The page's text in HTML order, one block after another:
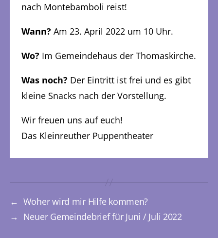
nach Montebamboli reist!
Wann? Am 23. April 2022 um 10 Uhr.
Wo? Im Gemeindehaus der Thomaskirche.
Was noch? Der Eintritt ist frei und es gibt
kleine Snacks nach der Vorstellung.
Wir freuen uns auf euch!
Das Kleinreuther Puppentheater
← Woher wird mir Hilfe kommen?
→
Neuer Gemeindebrief für Juni / Juli 2022